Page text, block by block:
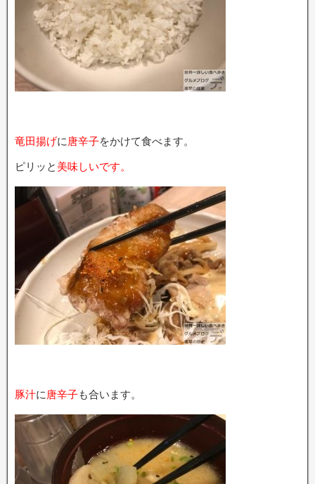
竜田揚げに 唐辛子をかけて食べます。
ピリッと 美味しいです。
豚汁に 唐辛子も合います。